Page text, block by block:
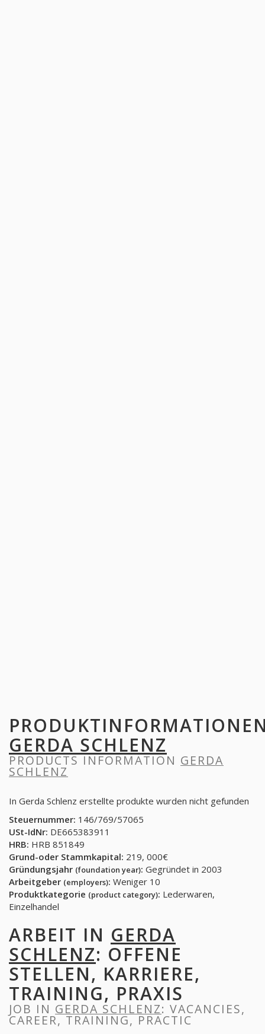
GERDA SCHLENZ
PRODUCTS INFORMATION GERDA
SCHLENZ
In Gerda Schlenz erstellte produkte wurden nicht gefunden
Steuernummer: 146/769/57065
USt-IdNr: DE665383911
HRB: HRB 851849
Grund-oder Stammkapital: 219, 000€
Gründungsjahr (foundation year): Gegründet in 2003
Arbeitgeber (employers): Weniger 10
Produktkategorie (product category): Lederwaren,
Einzelhandel
ARBEIT IN GERDA
SCHLENZ: OFFENE
STELLEN, KARRIERE,
TRAINING, PRAXIS
JOB IN GERDA SCHLENZ: VACANCIES,
CAREER, TRAINING, PRACTIC